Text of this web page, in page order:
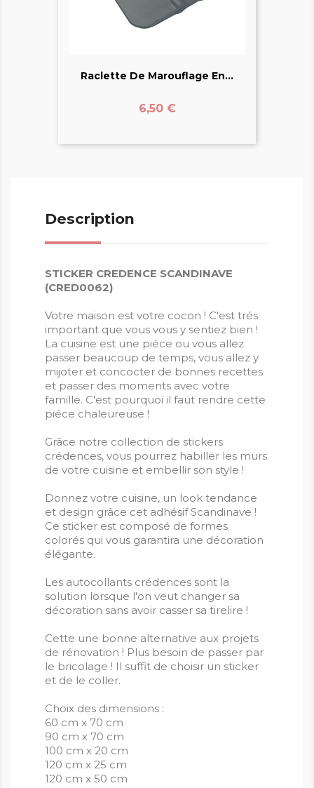
Raclette De Marouflage En...
Prix
6,50 €
Description
STICKER CREDENCE SCANDINAVE
(CRED0062)
Votre maison est votre cocon ! C'est trés
important que vous vous y sentiez bien !
La cuisine est une piéce ou vous allez
passer beaucoup de temps, vous allez y
mijoter et concocter de bonnes recettes
et passer des moments avec votre
famille. C'est pourquoi il faut rendre cette
piéce chaleureuse !
Grâce notre collection de stickers
crédences, vous pourrez habiller les murs
de votre cuisine et embellir son style !
Donnez votre cuisine, un look tendance
et design grâce cet adhésif Scandinave !
Ce sticker est composé de formes
colorés qui vous garantira une décoration
élégante.
Les autocollants crédences sont la
solution lorsque l'on veut changer sa
décoration sans avoir casser sa tirelire !
Cette une bonne alternative aux projets
de rénovation ! Plus besoin de passer par
le bricolage ! Il suffit de choisir un sticker
et de le coller.
Choix des dimensions :
60 cm x 70 cm
90 cm x 70 cm
100 cm x 20 cm
120 cm x 25 cm
120 cm x 50 cm